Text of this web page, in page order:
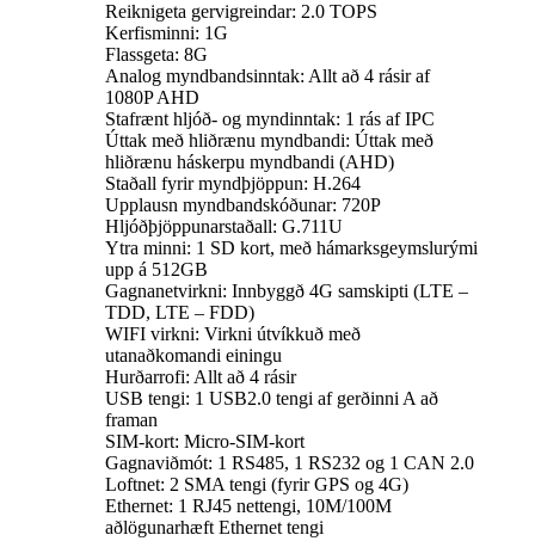
Reiknigeta gervigreindar: 2.0 TOPS
Kerfisminni: 1G
Flassgeta: 8G
Analog myndbandsinntak: Allt að 4 rásir af
1080P AHD
Stafrænt hljóð- og myndinntak: 1 rás af IPC
Úttak með hliðrænu myndbandi: Úttak með
hliðrænu háskerpu myndbandi (AHD)
Staðall fyrir myndþjöppun: H.264
Upplausn myndbandskóðunar: 720P
Hljóðþjöppunarstaðall: G.711U
Ytra minni: 1 SD kort, með hámarksgeymslurými
upp á 512GB
Gagnanetvirkni: Innbyggð 4G samskipti (LTE –
TDD, LTE – FDD)
WIFI virkni: Virkni útvíkkuð með
utanaðkomandi einingu
Hurðarrofi: Allt að 4 rásir
USB tengi: 1 USB2.0 tengi af gerðinni A að
framan
SIM-kort: Micro-SIM-kort
Gagnaviðmót: 1 RS485, 1 RS232 og 1 CAN 2.0
Loftnet: 2 SMA tengi (fyrir GPS og 4G)
Ethernet: 1 RJ45 nettengi, 10M/100M
aðlögunarhæft Ethernet tengi